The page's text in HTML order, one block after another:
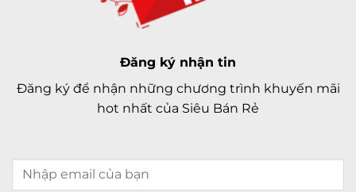
Đăng ký nhận tin
Đăng ký để nhận những chương trình khuyến mãi
hot nhất của Siêu Bán Rẻ